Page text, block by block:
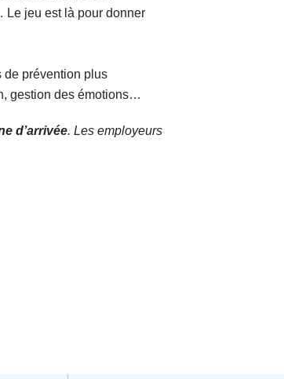
Le jeu est là pour donner
de prévention plus
gestion des émotions…
d’arrivée. Les employeurs